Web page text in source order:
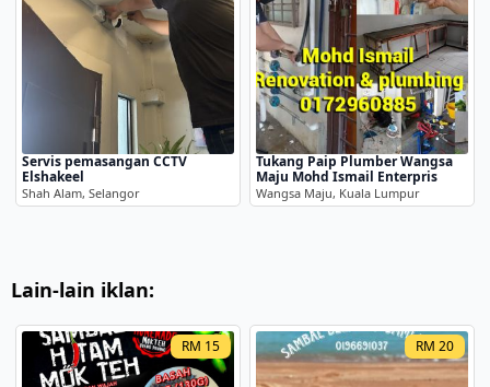
Servis pemasangan CCTV
Elshakeel
Shah Alam, Selangor
Tukang Paip Plumber Wangsa
Maju Mohd Ismail Enterpris
Wangsa Maju, Kuala Lumpur
Lain-lain iklan:
RM 15 RM 20